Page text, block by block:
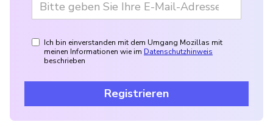
Ich bin einverstanden mit dem Umgang Mozillas mit
meinen Informationen wie im Datenschutzhinweis
beschrieben
Registrieren